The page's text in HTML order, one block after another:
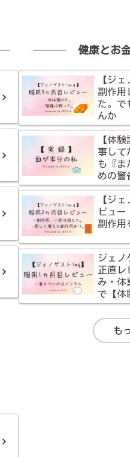
健康とお
【ジ
副作用
た。で
んか
【体
事して
も『ま
めの警
【ジ
ビュ
副作用
ジェノ
正直レ
み・体
で【体
も